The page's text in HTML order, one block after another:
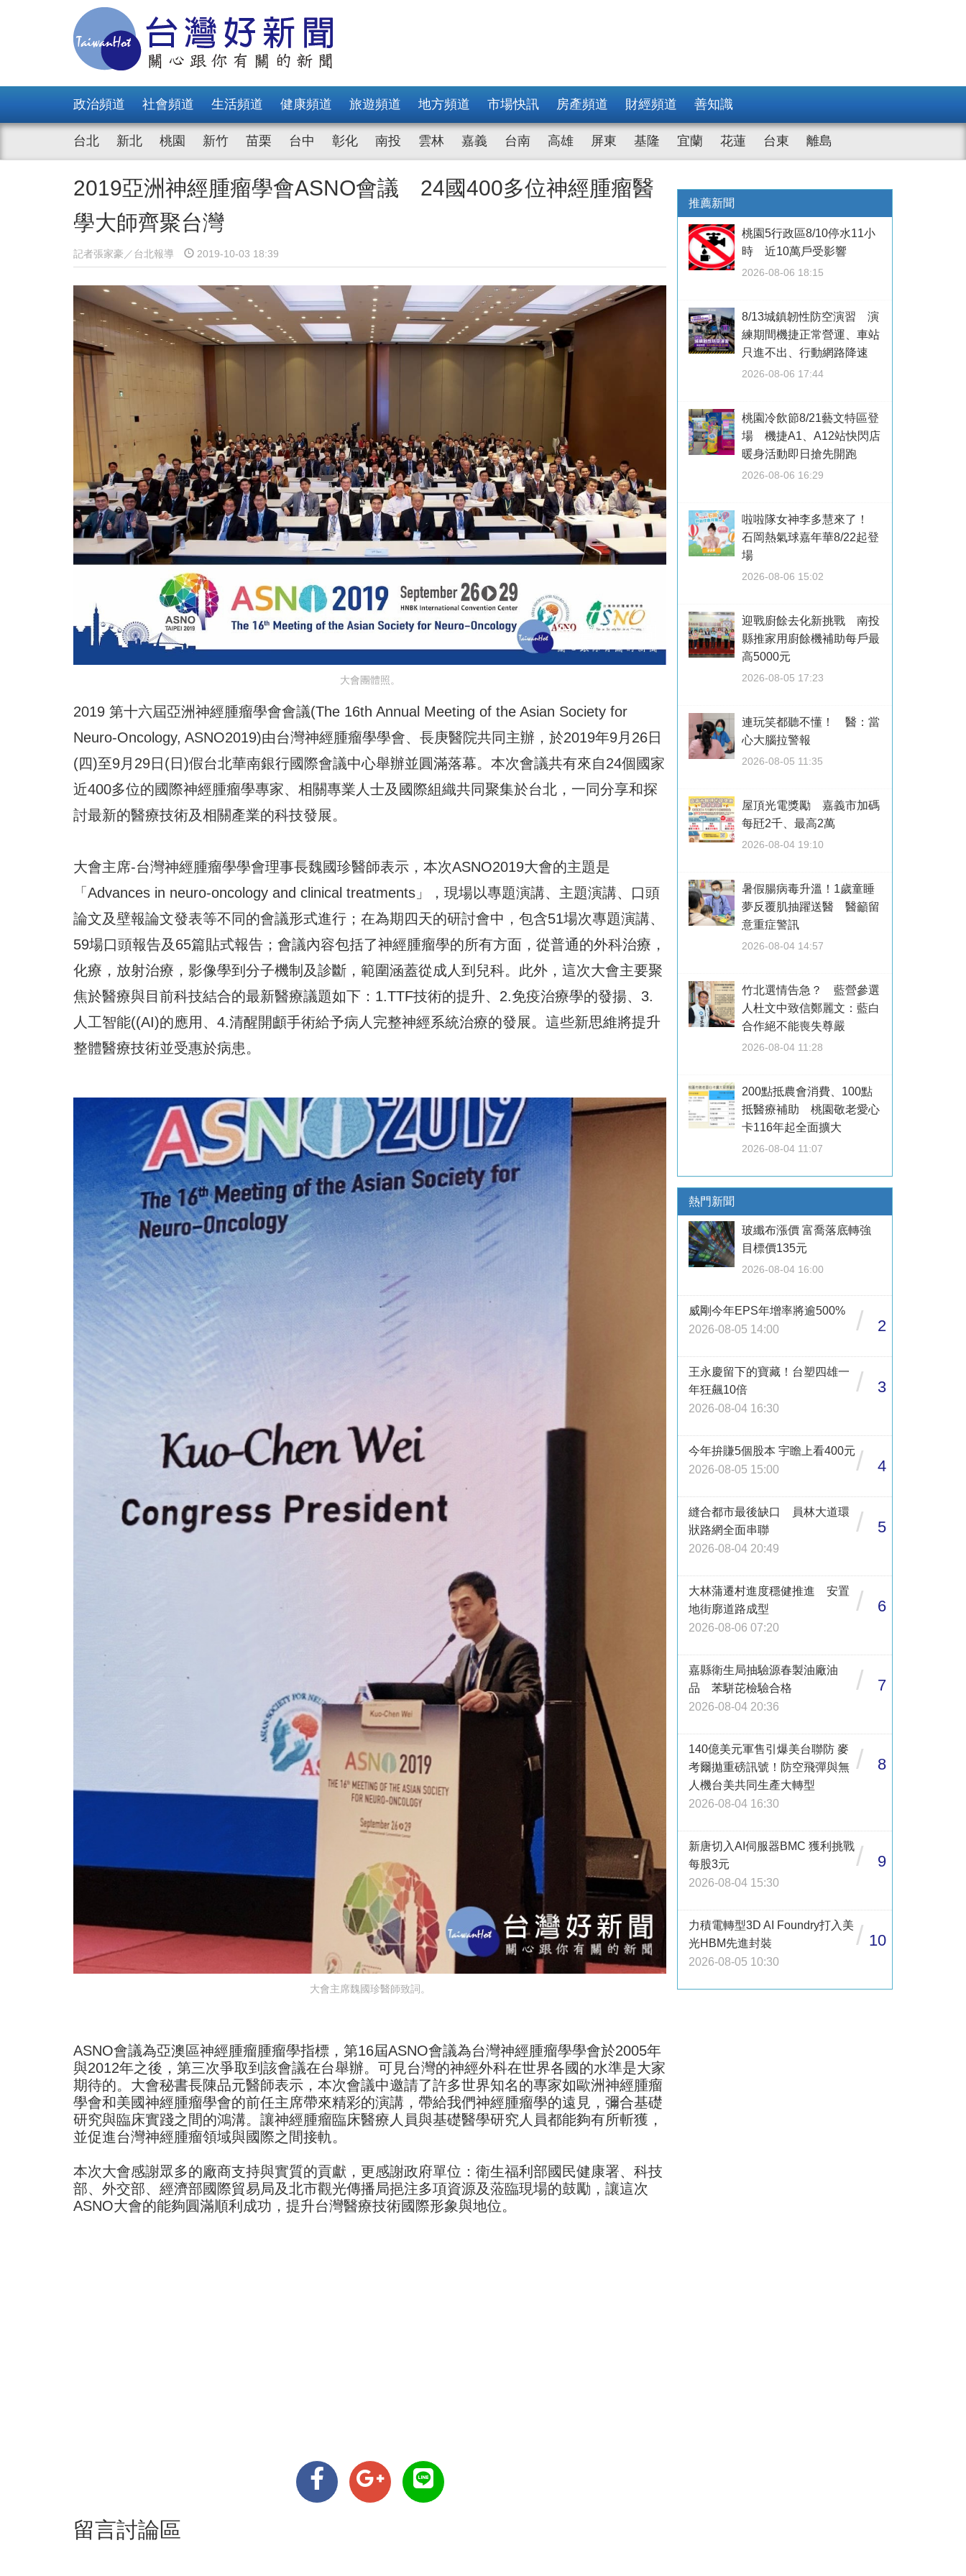
政治頻道 社會頻道 生活頻道 健康頻道 旅遊頻道 地方頻道 市場快訊 房產頻道 財經頻道 善知識
台北 新北 桃園 新竹 苗栗 台中 彰化 南投 雲林 嘉義 台南 高雄 屏東 基隆 宜蘭 花蓮 台東 離島
2019亞洲神經腫瘤學會ASNO會議 24國400多位神經腫瘤醫
學大師齊聚台灣
記者張家豪／台北報導 2019-10-03 18:39
大會團體照。
2019 第十六屆亞洲神經腫瘤學會會議(The 16th Annual Meeting of the Asian Society for
Neuro-Oncology, ASNO2019)由台灣神經腫瘤學學會、長庚醫院共同主辦，於2019年9月26日
(四)至9月29日(日)假台北華南銀行國際會議中心舉辦並圓滿落幕。本次會議共有來自24個國家
近400多位的國際神經腫瘤學專家、相關專業人士及國際組織共同聚集於台北，一同分享和探
討最新的醫療技術及相關產業的科技發展。
大會主席-台灣神經腫瘤學學會理事長魏國珍醫師表示，本次ASNO2019大會的主題是
「Advances in neuro-oncology and clinical treatments」，現場以專題演講、主題演講、口頭
論文及壁報論文發表等不同的會議形式進行；在為期四天的研討會中，包含51場次專題演講、
59場口頭報告及65篇貼式報告；會議內容包括了神經腫瘤學的所有方面，從普通的外科治療，
化療，放射治療，影像學到分子機制及診斷，範圍涵蓋從成人到兒科。此外，這次大會主要聚
焦於醫療與目前科技結合的最新醫療議題如下：1.TTF技術的提升、2.免疫治療學的發揚、3.
人工智能((AI)的應用、4.清醒開顱手術給予病人完整神經系統治療的發展。這些新思維將提升
整體醫療技術並受惠於病患。
大會主席魏國珍醫師致詞。
ASNO會議為亞澳區神經腫瘤腫瘤學指標，第16屆ASNO會議為台灣神經腫瘤學學會於2005年
與2012年之後，第三次爭取到該會議在台舉辦。可見台灣的神經外科在世界各國的水準是大家
期待的。大會秘書長陳品元醫師表示，本次會議中邀請了許多世界知名的專家如歐洲神經腫瘤
學會和美國神經腫瘤學會的前任主席帶來精彩的演講，帶給我們神經腫瘤學的遠見，彌合基礎
研究與臨床實踐之間的鴻溝。讓神經腫瘤臨床醫療人員與基礎醫學研究人員都能夠有所斬獲，
並促進台灣神經腫瘤領域與國際之間接軌。
本次大會感謝眾多的廠商支持與實質的貢獻，更感謝政府單位：衛生福利部國民健康署、科技
部、外交部、經濟部國際貿易局及北市觀光傳播局挹注多項資源及蒞臨現場的鼓勵，讓這次
ASNO大會的能夠圓滿順利成功，提升台灣醫療技術國際形象與地位。
留言討論區
推薦新聞
桃園5行政區8/10停水11小
時 近10萬戶受影響
2026-08-06 18:15
8/13城鎮韌性防空演習 演
練期間機捷正常營運、車站
只進不出、行動網路降速
2026-08-06 17:44
桃園冷飲節8/21藝文特區登
場 機捷A1、A12站快閃店
暖身活動即日搶先開跑
2026-08-06 16:29
啦啦隊女神李多慧來了！
石岡熱氣球嘉年華8/22起登
場
2026-08-06 15:02
迎戰廚餘去化新挑戰 南投
縣推家用廚餘機補助每戶最
高5000元
2026-08-05 17:23
連玩笑都聽不懂！ 醫：當
心大腦拉警報
2026-08-05 11:35
屋頂光電獎勵 嘉義市加碼
每瓩2千、最高2萬
2026-08-04 19:10
暑假腸病毒升溫！1歲童睡
夢反覆肌抽躍送醫 醫籲留
意重症警訊
2026-08-04 14:57
竹北選情告急？ 藍營參選
人杜文中致信鄭麗文：藍白
合作絕不能喪失尊嚴
2026-08-04 11:28
200點抵農會消費、100點
抵醫療補助 桃園敬老愛心
卡116年起全面擴大
2026-08-04 11:07
熱門新聞
玻纖布漲價 富喬落底轉強
目標價135元
2026-08-04 16:00
威剛今年EPS年增率將逾500%
2026-08-05 14:00
/ 2
王永慶留下的寶藏！台塑四雄一
年狂飆10倍
2026-08-04 16:30
/ 3
今年拚賺5個股本 宇瞻上看400元
2026-08-05 15:00
/ 4
縫合都市最後缺口 員林大道環
狀路網全面串聯
2026-08-04 20:49
/ 5
大林蒲遷村進度穩健推進 安置
地街廓道路成型
2026-08-06 07:20
/ 6
嘉縣衛生局抽驗源春製油廠油
品 苯駢芘檢驗合格
2026-08-04 20:36
/ 7
140億美元軍售引爆美台聯防 麥
考爾拋重磅訊號！防空飛彈與無
人機台美共同生產大轉型
2026-08-04 16:30
/ 8
新唐切入AI伺服器BMC 獲利挑戰
每股3元
2026-08-04 15:30
/ 9
力積電轉型3D AI Foundry打入美
光HBM先進封裝
2026-08-05 10:30
/ 10